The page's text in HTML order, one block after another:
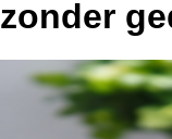
zonder